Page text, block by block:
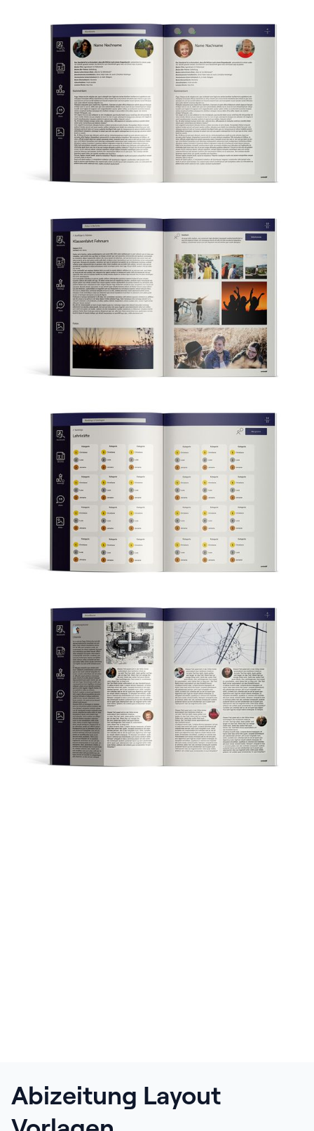
Abizeitung Layout